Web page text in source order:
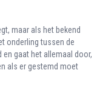
maar als het bekend
onderling tussen de
gaat het allemaal door,
als er gestemd moet